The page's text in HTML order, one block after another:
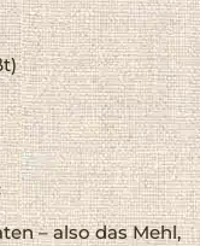
– also das Mehl,